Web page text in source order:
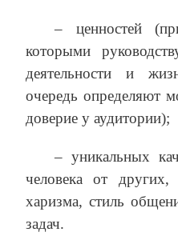
– ценностей
которыми
деятельности и
очередь определяют
доверие у аудитории);
– уникальных
человека от других,
харизма, стиль
задач.